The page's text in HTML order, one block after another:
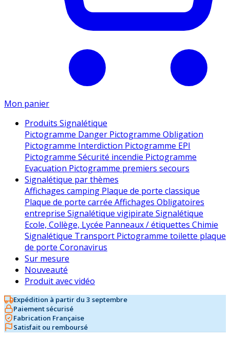
Mon panier
Produits Signalétique
Pictogramme Danger Pictogramme Obligation
Pictogramme Interdiction Pictogramme EPI
Pictogramme Sécurité incendie Pictogramme
Evacuation Pictogramme premiers secours
Signalétique par thèmes
Affichages camping Plaque de porte classique
Plaque de porte carrée Affichages Obligatoires
entreprise Signalétique vigipirate Signalétique
Ecole, Collège, Lycée Panneaux / étiquettes Chimie
Signalétique Transport Pictogramme toilette plaque
de porte Coronavirus
Sur mesure
Nouveauté
Produit avec vidéo
Expédition à partir du 3 septembre
Paiement sécurisé
Fabrication Française
Satisfait ou remboursé